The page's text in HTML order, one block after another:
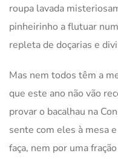
roupa lavada
pinheirinho a flutuar
repleta de doçarias e
Mas nem todos têm a
que este ano não vão
provar o bacalhau na
sente com eles à mesa
faça, nem por uma